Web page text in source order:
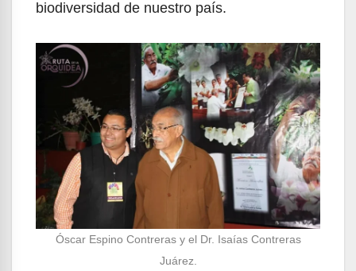
biodiversidad de nuestro país.
Óscar Espino Contreras y el Dr. Isaías Contreras
Juárez.